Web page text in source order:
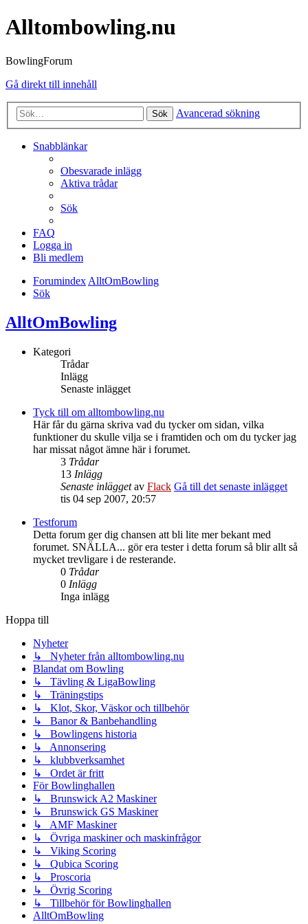
Alltombowling.nu
BowlingForum
Gå direkt till innehåll
Sök Avancerad sökning
Snabblänkar
Obesvarade inlägg
Aktiva trådar
Sök
FAQ
Logga in
Bli medlem
ForumindexAlltOmBowling
Sök
AlltOmBowling
Kategori
Trådar
Inlägg
Senaste inlägget
Tyck till om alltombowling.nu
Här får du gärna skriva vad du tycker om sidan, vilka
funktioner du skulle vilja se i framtiden och om du tycker jag
har missat något ämne här i forumet.
3 Trådar
13 Inlägg
Senaste inläggetav Flack Gå till det senaste inlägget
tis 04 sep 2007, 20:57
Testforum
Detta forum ger dig chansen att bli lite mer bekant med
forumet. SNÄLLA... gör era tester i detta forum så blir allt så
mycket trevligare i de resterande.
0 Trådar
0 Inlägg
Inga inlägg
Hoppa till
Nyheter
↳ Nyheter från alltombowling.nu
Blandat om Bowling
↳ Tävling & LigaBowling
↳ Träningstips
↳ Klot, Skor, Väskor och tillbehör
↳ Banor & Banbehandling
↳ Bowlingens historia
↳ Annonsering
↳ klubbverksamhet
↳ Ordet är fritt
För Bowlinghallen
↳ Brunswick A2 Maskiner
↳ Brunswick GS Maskiner
↳ AMF Maskiner
↳ Övriga maskiner och maskinfrågor
↳ Viking Scoring
↳ Qubica Scoring
↳ Proscoria
↳ Övrig Scoring
↳ Tillbehör för Bowlinghallen
AlltOmBowling